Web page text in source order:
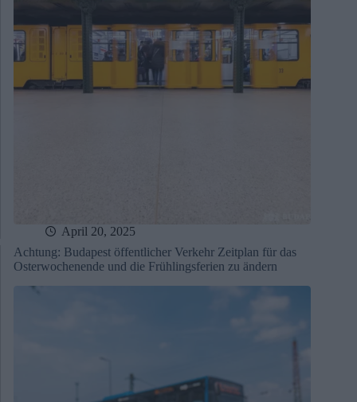
April 20, 2025
Achtung: Budapest öffentlicher Verkehr Zeitplan für das
Osterwochenende und die Frühlingsferien zu ändern